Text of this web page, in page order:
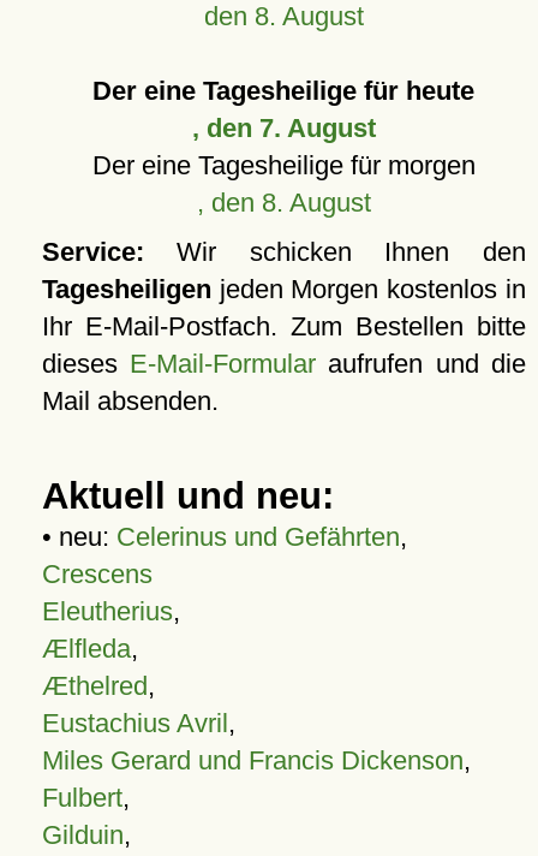
den 8. August
Der eine Tagesheilige für heute
, den 7. August
Der eine Tagesheilige für morgen
, den 8. August
Service: Wir schicken Ihnen den
Tagesheiligen jeden Morgen kostenlos in
Ihr E-Mail-Postfach. Zum Bestellen bitte
dieses E-Mail-Formular aufrufen und die
Mail absenden.
Aktuell und neu:
• neu: Celerinus und Gefährten,
Crescens
Eleutherius,
Ælfleda,
Æthelred,
Eustachius Avril,
Miles Gerard und Francis Dickenson,
Fulbert,
Gilduin,